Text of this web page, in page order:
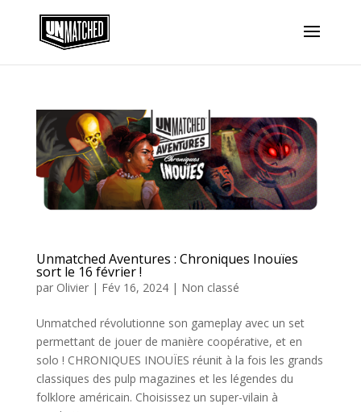
Unmatched Aventures : Chroniques Inouïes
sort le 16 février !
par Olivier| Fév 16, 2024| Non classé
Unmatched révolutionne son gameplay avec un set
permettant de jouer de manière coopérative, et en
solo ! CHRONIQUES INOUÏES réunit à la fois les grands
classiques des pulp magazines et les légendes du
folklore américain. Choisissez un super-vilain à